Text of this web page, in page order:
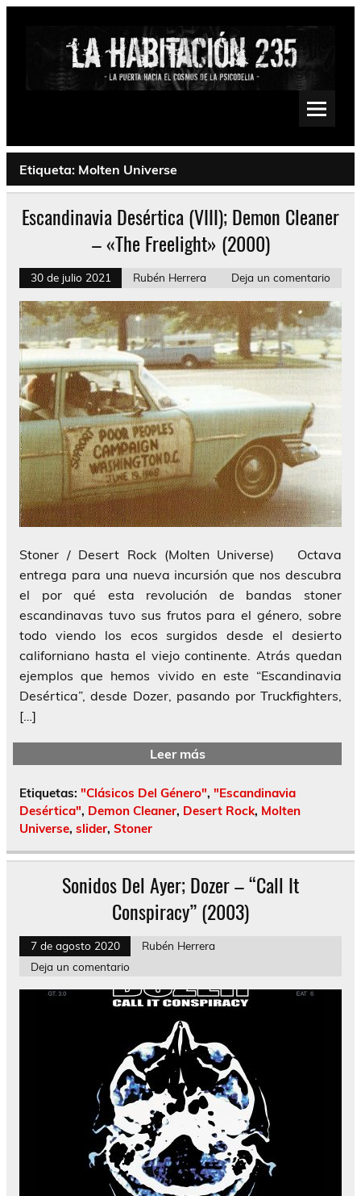
Saltar
Psychedelic, Stoner, Doom, Sludge, Fuzz, Space, Drone
Etiqueta: Molten Universe
Escandinavia Desértica (VIII); Demon Cleaner
– «The Freelight» (2000)
30 de julio 2021 Rubén Herrera Deja un comentario
Stoner / Desert Rock (Molten Universe) Octava
entrega para una nueva incursión que nos descubra
el por qué esta revolución de bandas stoner
escandinavas tuvo sus frutos para el género, sobre
todo viendo los ecos surgidos desde el desierto
californiano hasta el viejo continente. Atrás quedan
ejemplos que hemos vivido en este “Escandinavia
Desértica”, desde Dozer, pasando por Truckfighters,
[…]
Leer más
Etiquetas: "Clásicos Del Género", "Escandinavia
Desértica", Demon Cleaner, Desert Rock, Molten
Universe, slider, Stoner
Sonidos Del Ayer; Dozer – “Call It
Conspiracy” (2003)
7 de agosto 2020
Rubén Herrera
Deja un comentario